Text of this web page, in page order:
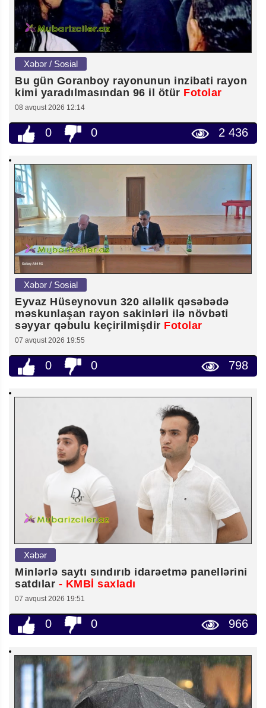
Xəbər / Sosial
Bu gün Goranboy rayonunun inzibati rayon
kimi yaradılmasından 96 il ötür Fotolar
08 avqust 2026 12:14
0 0 2 436
Xəbər / Sosial
Eyvaz Hüseynovun 320 ailəlik qəsəbədə
məskunlaşan rayon sakinləri ilə növbəti
səyyar qəbulu keçirilmişdir Fotolar
07 avqust 2026 19:55
0 0 798
Xəbər
Minlərlə saytı sındırıb idarəetmə panellərini
satdılar - KMBİ saxladı
07 avqust 2026 19:51
0 0 966